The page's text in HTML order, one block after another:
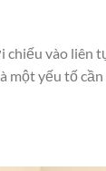
chiếu vào liên
một yếu tố cần